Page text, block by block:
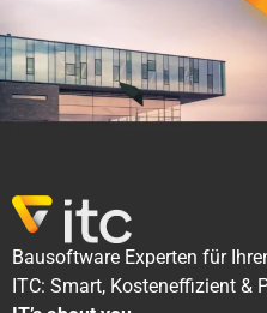
Bausoftware Experten für
ITC: Smart, Kosteneffizient &